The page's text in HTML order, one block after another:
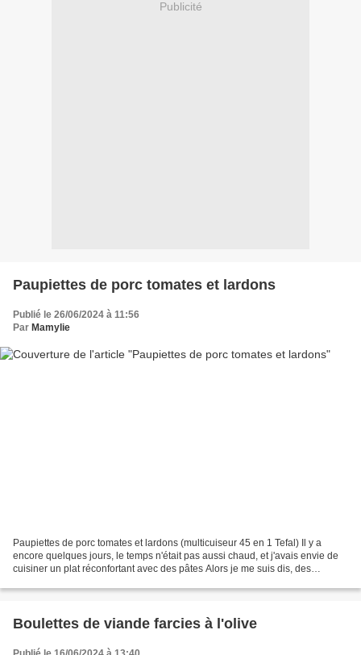
Publicité
Paupiettes de porc tomates et lardons
Publié le 26/06/2024 à 11:56
Par Mamylie
Paupiettes de porc tomates et lardons (multicuiseur 45 en 1 Tefal) Il y a
encore quelques jours, le temps n'était pas aussi chaud, et j'avais envie de
cuisiner un plat réconfortant avec des pâtes Alors je me suis dis, des
Boulettes de viande farcies à l'olive